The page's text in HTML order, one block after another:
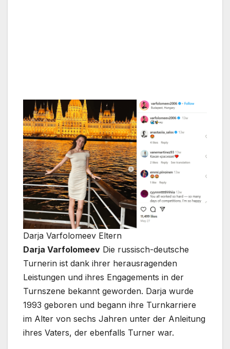
Darja Varfolomeev Eltern
Darja Varfolomeev Die russisch-deutsche
Turnerin ist dank ihrer herausragenden
Leistungen und ihres Engagements in der
Turnszene bekannt geworden. Darja wurde
1993 geboren und begann ihre Turnkarriere
im Alter von sechs Jahren unter der Anleitung
ihres Vaters, der ebenfalls Turner war.